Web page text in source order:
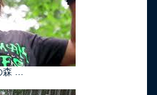
森 ...